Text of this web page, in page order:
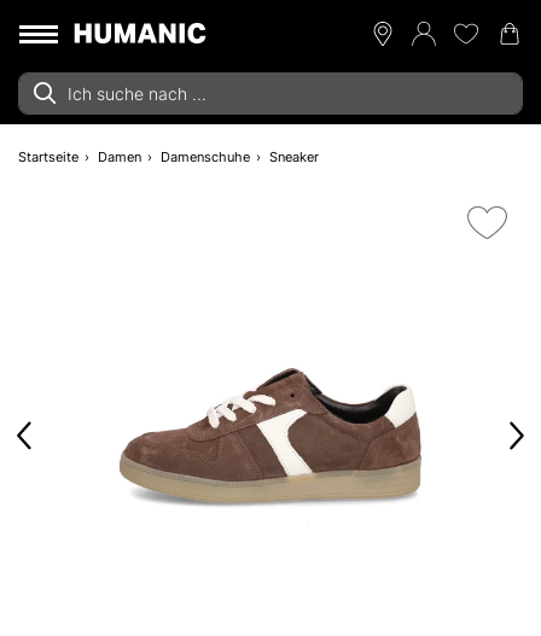
Startseite Damen Damenschuhe Sneaker